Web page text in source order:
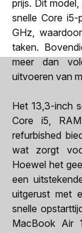
prijs. Dit
snelle Core i5-
GHz,
taken.
meer dan
uitvoeren van
Het 13,3-inch
Core i5,
refurbished
wat zorgt
Hoewel het
een
uitgerust met
snelle
MacBook Air